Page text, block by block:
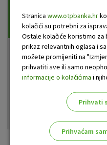
3,19%
fiksna
kamatna
stopa za
180
240
360
Stranica www.otpbanka.hr
kolačići su potrebni za
Ostale kolačiće koristimo
prikaz relevantnih oglasa i
možete promijeniti na
prihvatiti sve ili samo
informacije o kolačićima i
Prihvati
Prihvaćam